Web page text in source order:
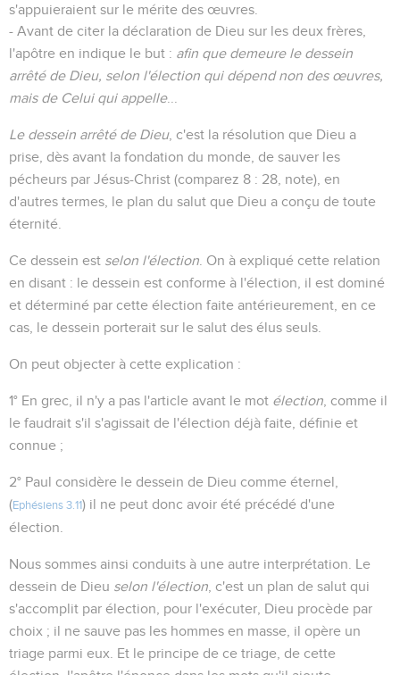
s'appuieraient sur le mérite des œuvres.
- Avant de citer la déclaration de Dieu sur les deux frères,
l'apôtre en indique le but : afin que demeure le dessein
arrêté de Dieu, selon l'élection qui dépend non des œuvres,
mais de Celui qui appelle...
Le dessein arrêté de Dieu, c'est la résolution que Dieu a
prise, dès avant la fondation du monde, de sauver les
pécheurs par Jésus-Christ (comparez 8 : 28, note), en
d'autres termes, le plan du salut que Dieu a conçu de toute
éternité.
Ce dessein est selon l'élection . On à expliqué cette relation
en disant : le dessein est conforme à l'élection, il est dominé
et déterminé par cette élection faite antérieurement, en ce
cas, le dessein porterait sur le salut des élus seuls.
On peut objecter à cette explication :
1° En grec, il n'y a pas l'article avant le mot élection , comme il
le faudrait s'il s'agissait de l'élection déjà faite, définie et
connue ;
2° Paul considère le dessein de Dieu comme éternel,
(Ephésiens 3.11) il ne peut donc avoir été précédé d'une
élection.
Nous sommes ainsi conduits à une autre interprétation. Le
dessein de Dieu selon l'élection , c'est un plan de salut qui
s'accomplit par élection, pour l'exécuter, Dieu procède par
choix ; il ne sauve pas les hommes en masse, il opère un
triage parmi eux. Et le principe de ce triage, de cette